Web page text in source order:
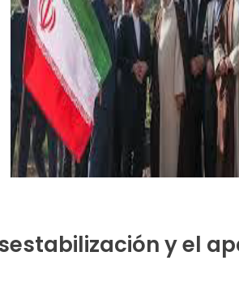
y el